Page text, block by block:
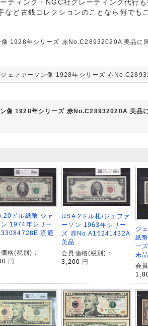
ティング・NGC社グレーティング代行も
など古銭コレクションのことなら何でも
1928年シリーズ 赤No.C28932020A 美品に
ェファーソン像 1928年シリーズ 赤
像 1928年シリーズ 赤No.C28932020A 美品
20ドル紙幣 ジャ
ン 1974年シリー
流通
格(税別)：
円
USA 2ドル札/ジェファ
ーソン 1963年シリー
ズ 赤No.A15241432A
美品
会員価格(税別)：
3,200 円
ジ
紙
ー
未品
会